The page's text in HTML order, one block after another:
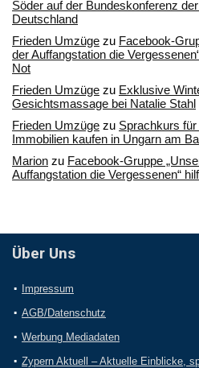
Söder auf der Bundeskonferenz
Deutschland
Frieden Umzüge zu Facebook-
der Auffangstation die
Not
Frieden Umzüge zu Exklusive
Gesichtsmassage bei Natalie Stahl
Frieden Umzüge zu Sprachkurs
Immobilien kaufen in Ungarn am
Marion zu Facebook-Gruppe
Auffangstation die Vergessenen“
Über Uns
Impressum
AGB/Datenschutz
Werbung Mediadaten
Zypern Aktuell – Aktuelle Einblicke,